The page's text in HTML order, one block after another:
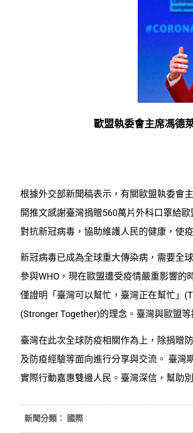
歐盟執委會主席馮德
根據外交部新聞稿表示，有關歐盟執委會
開推文感謝臺灣捐贈560萬片外科口罩給
對抗新冠病毒，協助維護人民的健康，使
新冠病毒已成為全球重大傳染病，需要全
參與WHO，現在歐盟遭受疫情嚴重影響
僅證明「臺灣可以幫忙，臺灣正在幫忙」
(Stronger Together)的理念。臺灣與歐盟
臺灣在此次全球防疫相關作為上，除捐贈
及防疫經驗等面向進行分享與交流。 臺灣
實際行動嘉惠雙邊人民。臺灣深信，幫助
新聞分類： 國際